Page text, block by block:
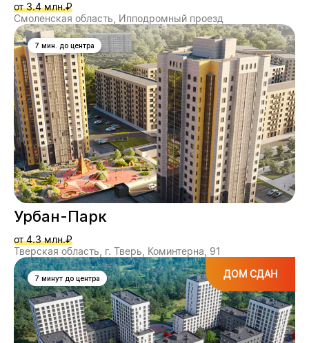
от 3.4 млн.₽
Смоленская область, Ипподромный проезд
7 мин. до центра
Урбан-Парк
от 4.3 млн.₽
Тверская область, г. Тверь, Коминтерна, 91
7 минут до центра ДОМ СДАН